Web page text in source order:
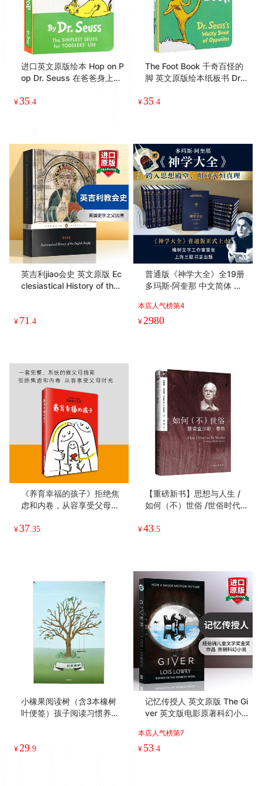
双城记 英文原版小说 A Tale
of Two Cities 英文版 狄更
斯 Charles Dickens Puffin
Classics 进口原版英语书籍
70
正版 彼得兔我的小小图书馆
英文原版绘本 Peter Rabbit
My First Little Library 儿童
进口启蒙认知纸板书 单词数
字形状颜色
进口英文原版绘本 Hop on P
op Dr. Seuss 在爸爸身上蹦
来跳去 纸板书 苏斯博士儿童
启蒙低幼适龄版图画书籍畅
销书 廖彩杏亲子读物
35
The Foot Book 千奇百怪的
脚 英文原版绘本纸板书 Dr.
Seuss 苏斯博士系列 2-5-6
岁幼儿启蒙阅读英语 廖彩杏
推荐 英文版进口书
英吉利jiao会史 英文原版 Ec
clesiastical History of the
English People 英国史学之
父比德 英文版进口书籍
普通版《神学大全》全19册
多玛斯·阿奎那 中文简体 全
译本未删减
本店人气榜第4
2980
《养育幸福的孩子》拒绝焦
虑和内卷，从容享受父母时
.35
【重磅新书】思想与人生 /
如何（不）世俗 /世俗时代
如果不世俗 橡树出品
¥ .5